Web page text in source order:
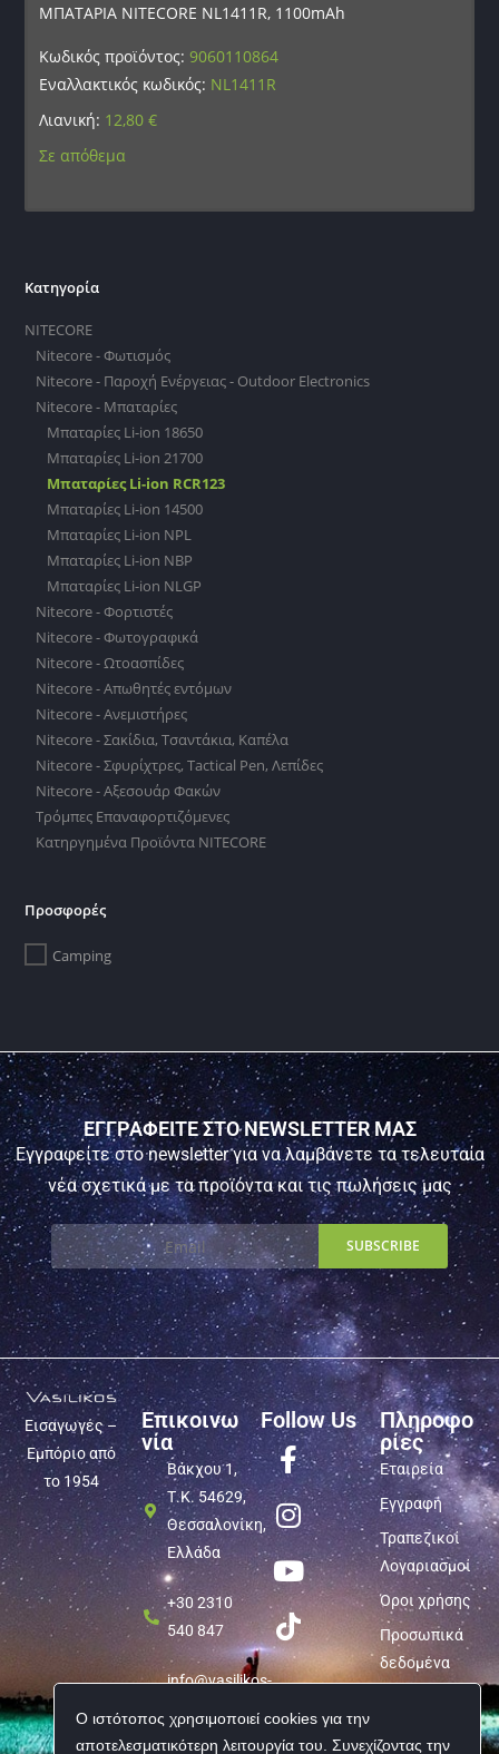
Ο ιστότοπος χρησιμοποιεί cookies για την
αποτελεσματικότερη λειτουργία του. Συνεχίζοντας την
ΜΠΑΤΑΡΙΑ NITECORE NL1411R, 1100mAh
Κωδικός προϊόντος:9060110864
Εναλλακτικός κωδικός: NL1411R
Λιανική: 12,80€
Σε απόθεμα
Κατηγορία
NITECORE
Nitecore - Φωτισμός
Nitecore - Παροχή Ενέργειας - Outdoor Electronics
Nitecore - Μπαταρίες
Μπαταρίες Li-ion 18650
Μπαταρίες Li-ion 21700
Μπαταρίες Li-ion RCR123
Μπαταρίες Li-ion 14500
Μπαταρίες Li-ion NPL
Μπαταρίες Li-ion NBP
Μπαταρίες Li-ion NLGP
Nitecore - Φορτιστές
Nitecore - Φωτογραφικά
Nitecore - Ωτοασπίδες
Nitecore - Απωθητές εντόμων
Nitecore - Ανεμιστήρες
Nitecore - Σακίδια, Τσαντάκια, Καπέλα
Nitecore - Σφυρίχτρες, Tactical Pen, Λεπίδες
Nitecore - Αξεσουάρ Φακών
Τρόμπες Επαναφορτιζόμενες
Κατηργημένα Προϊόντα NITECORE
Προσφορές
Camping
ΕΓΓΡΑΦΕΙΤΕ ΣΤΟ NEWSLETTER ΜΑΣ
Εγγραφείτε στο newsletter για να λαμβάνετε τα τελευταία
νέα σχετικά με τα προϊόντα και τις πωλήσεις μας
Εισαγωγές –
Εμπόριο από
το 1954
Επικοινω
νία
Βάκχου 1,
Τ.Κ. 54629,
Θεσσαλονίκη,
Ελλάδα
+30 2310
540 847
info@vasilikos-
Follow Us
Πληροφο
ρίες
Εταιρεία
Εγγραφή
Τραπεζικοί
Λογαριασμοί
Όροι χρήσης
Προσωπικά
δεδομένα